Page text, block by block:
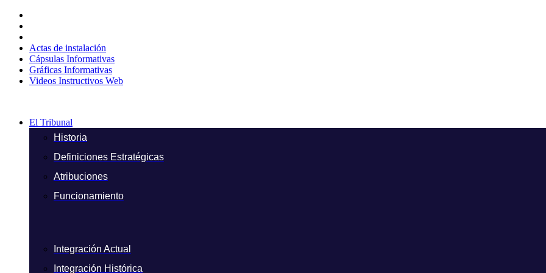
contenido
Actas de instalación
Cápsulas Informativas
Gráficas Informativas
Videos Instructivos Web
El Tribunal
Historia
Definiciones Estratégicas
Atribuciones
Funcionamiento
Integración Actual
Integración Histórica